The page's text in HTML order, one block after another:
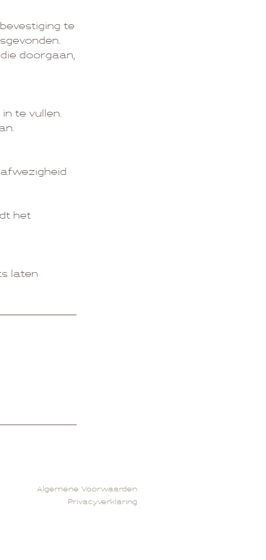
te
doorgaan,
te vullen.
het
laten
Algemene Voorwaarden
Privacyverklaring